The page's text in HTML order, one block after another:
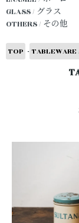
GLASS / グラス
OTHERS / その他
TOP -